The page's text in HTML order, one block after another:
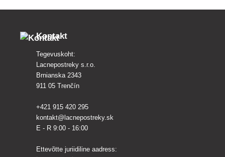
Kontakt
Tegevuskoht:
Lacnepostreky s.r.o.
Brnianska 2343
911 05 Trenčín
+421 915 420 295
kontakt@lacnepostreky.sk
E - R 9:00 - 16:00
Ettevõtte juriidiline aadress: